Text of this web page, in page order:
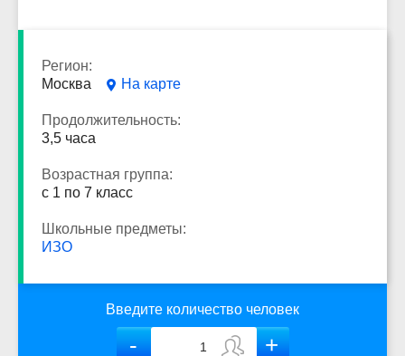
Регион:
Москва
На карте
Продолжительность:
3,5 часа
Возрастная группа:
с 1 по 7 класс
Школьные предметы:
ИЗО
Введите количество человек